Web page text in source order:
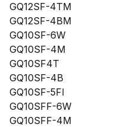
GQ12SF-4TM
GQ12SF-4BM
GQ10SF-6W
GQ10SF-4M
GQ10SF4T
GQ10SF-4B
GQ10SF-5FI
GQ10SFF-6W
GQ10SFF-4M